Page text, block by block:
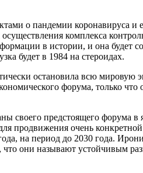
о пандемии коронавируса и
комплекса
в истории, и она будет
будет в 1984 на стероидах.
остановила всю
форума, только
предстоящего форума в
продвижения очень
на период до 2030 года.
они называют устойчивым